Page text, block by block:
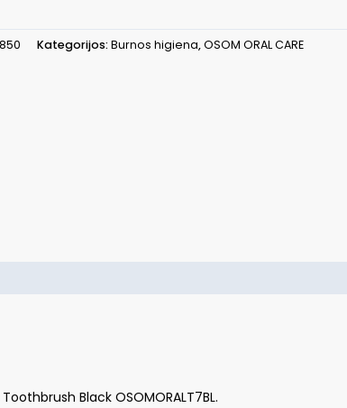
Kategorijos:Burnos higiena,OSOM ORAL CARE
Black OSOMORALT7BL.